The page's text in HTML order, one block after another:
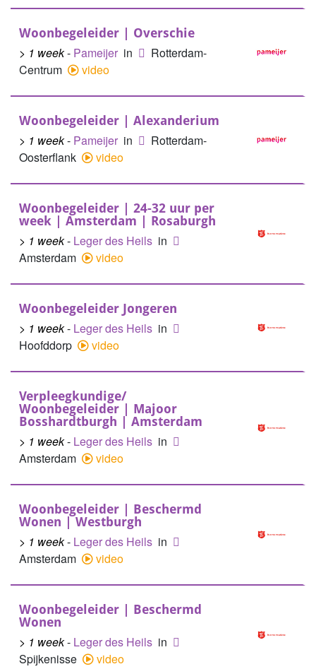
Woonbegeleider | Overschie
> 1 week- Pameijer in
Rotterdam-
Centrum
video
Woonbegeleider | Alexanderium
> 1 week- Pameijer in
Rotterdam-
Oosterflank
video
Woonbegeleider | 24-32 uur per
week | Amsterdam | Rosaburgh
> 1 week- Leger des Heils in
Amsterdam
video
Woonbegeleider Jongeren
> 1 week- Leger des Heils in
Hoofddorp
video
Verpleegkundige/
Woonbegeleider | Majoor
Bosshardtburgh | Amsterdam
> 1 week- Leger des Heils in
Amsterdam
video
Woonbegeleider | Beschermd
Wonen | Westburgh
> 1 week- Leger des Heils in
Amsterdam
video
Woonbegeleider | Beschermd
Wonen
> 1 week- Leger des Heils in
Spijkenisse
video